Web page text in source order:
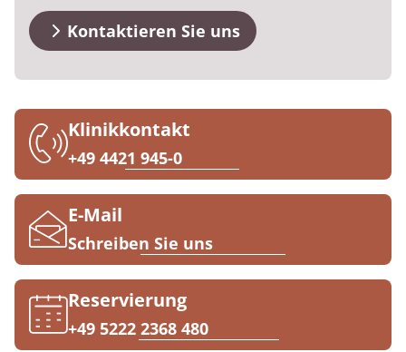
Downloads
Kontakt
Kosten & Kostenträger
Kinder-und Jugendreha
Geriatrie
Gynäkologie
HTS & Cochlea
Long Covid
Onkologie
Prävention
Qualität & Expertise
Energiepolitik
Ihr Weg zu MEDIAN
Kosten & Kostenträger
Reha Checkliste
Zuweiser
Über MEDIAN
Kooperationen
Presse
Kontaktieren Sie uns
Klinikkontakt
+49 4421 945-0
E-Mail
Schreiben Sie uns
Reservierung
+49 5222 2368 480